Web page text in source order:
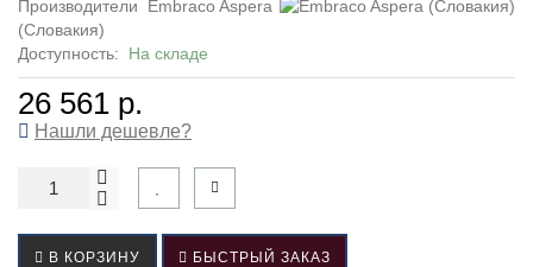
Производители
Embraco Aspera
(Словакия)
Доступность: На складе
26 561 р.
Нашли дешевле?
В КОРЗИНУ БЫСТРЫЙ ЗАКАЗ